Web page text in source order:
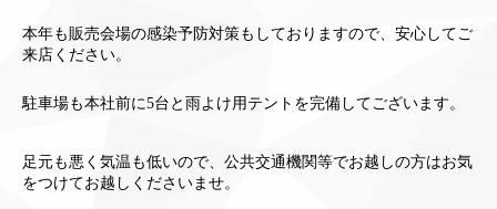
本年も販売会場の感染予防対策もしておりますので、安心してご
来店ください。
駐車場も本社前に5台と雨よけ用テントを完備してございます。
足元も悪く気温も低いので、公共交通機関等でお越しの方はお気
をつけてお越しくださいませ。